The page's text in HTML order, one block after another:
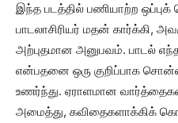
இந்த படத்தில் பணியாற்ற
பாடலாசிரியர் மதன் கார்க்கி,
அற்புதமான அனுபவம். பாடல்
என்பதனை ஒரு குறிப்பாக
உணர்ந்து. ஏராளமான
அமைத்து, கவிதைகளாக்கிக்